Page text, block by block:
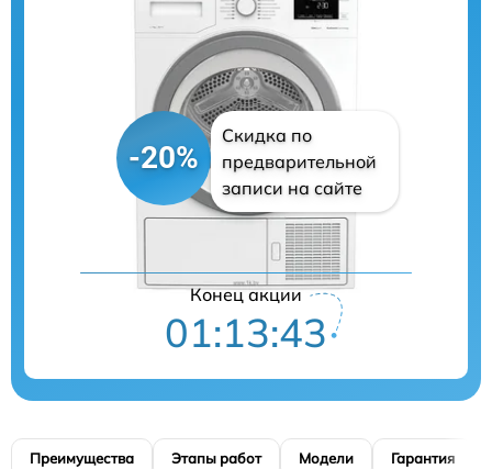
-20%
Скидка по
предварительной
записи на сайте
Конец акции
01:13:42
Преимущества Этапы работ Модели Гарантия